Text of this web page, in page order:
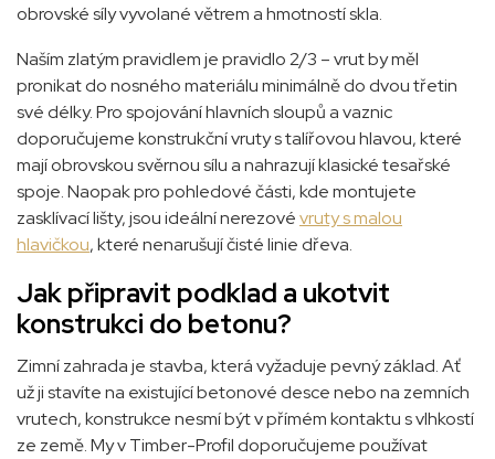
obrovské síly vyvolané větrem a hmotností skla.
Naším zlatým pravidlem je pravidlo 2/3 – vrut by měl
pronikat do nosného materiálu minimálně do dvou třetin
své délky. Pro spojování hlavních sloupů a vaznic
doporučujeme konstrukční vruty s talířovou hlavou, které
mají obrovskou svěrnou sílu a nahrazují klasické tesařské
spoje. Naopak pro pohledové části, kde montujete
zasklívací lišty, jsou ideální nerezovévruty s malou
hlavičkou, které nenarušují čisté linie dřeva.
Jak připravit podklad a ukotvit
konstrukci do betonu?
Zimní zahrada je stavba, která vyžaduje pevný základ. Ať
už ji stavíte na existující betonové desce nebo na zemních
vrutech, konstrukce nesmí být v přímém kontaktu s vlhkostí
ze země. My v Timber-Profil doporučujeme používat